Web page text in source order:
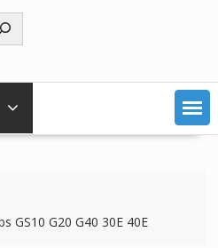
GS10 G20 G40 30E 40E